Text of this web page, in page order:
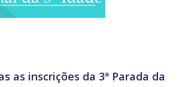
as inscrições da 3ª Parada da